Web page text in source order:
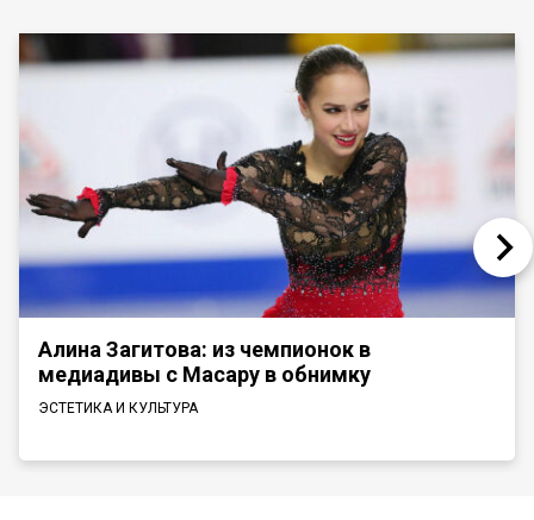
Алина Загитова: из чемпионок в
медиадивы с Масару в обнимку
ЭСТЕТИКА И КУЛЬТУРА